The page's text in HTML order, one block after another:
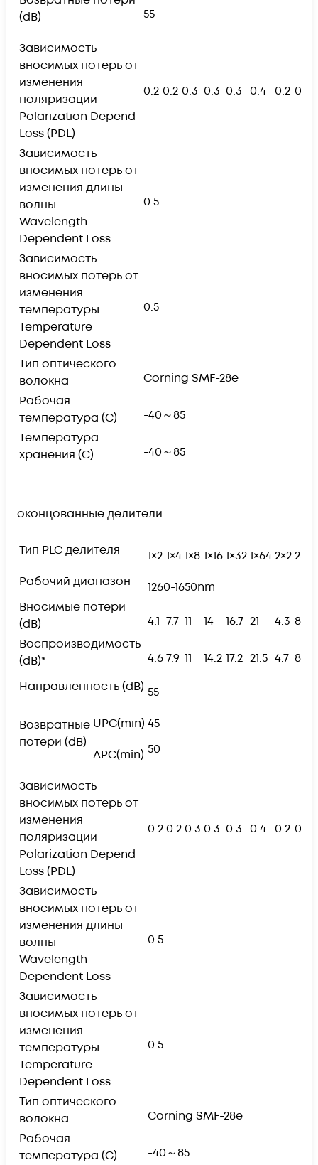
(dB)
55
Зависимость
вносимых потерь от
изменения
поляризации
Polarization Depend
Loss (PDL)
0.2 0.2 0.3 0.3 0.3 0.4 0.2 0.2
Зависимость
вносимых потерь от
изменения длины
волны
Wavelength
Dependent Loss
0.5
Зависимость
вносимых потерь от
изменения
температуры
Temperature
Dependent Loss
0.5
Тип оптического
волокна
Corning SMF-28e
Рабочая
температура (С)
-40～85
Температура
хранения (С)
-40～85
оконцованные делители
Тип PLC делителя 1×2 1×41×8 1×161×321×642×22×4
Рабочий диапазон
1260-1650nm
Вносимые потери
(dB)
4.1 7.7 11 14 16.7 21 4.3 8
Воспроизводимость
(dB)*
4.67.9 11 14.2 17.2 21.5 4.7 8.3
Направленность (dB) 55
Возвратные
потери (dB)
UPC(min) 45
APC(min) 50
Зависимость
вносимых потерь от
изменения
поляризации
Polarization Depend
Loss (PDL)
0.20.20.3 0.3 0.3 0.4 0.2 0.2
Зависимость
вносимых потерь от
изменения длины
волны
Wavelength
Dependent Loss
0.5
Зависимость
вносимых потерь от
изменения
температуры
Temperature
Dependent Loss
0.5
Тип оптического
волокна
Corning SMF-28e
Рабочая
температура (С)
-40～85